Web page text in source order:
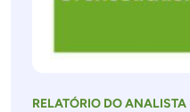
RELATÓRIO DO ANALISTA